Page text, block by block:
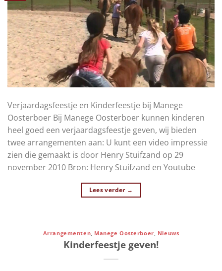
Verjaardagsfeestje en Kinderfeestje bij Manege
Oosterboer Bij Manege Oosterboer kunnen kinderen
heel goed een verjaardagsfeestje geven, wij bieden
twee arrangementen aan: U kunt een video impressie
zien die gemaakt is door Henry Stuifzand op 29
november 2010 Bron: Henry Stuifzand en Youtube
Lees verder →
Arrangementen, Manege Oosterboer, Nieuws
Kinderfeestje geven!